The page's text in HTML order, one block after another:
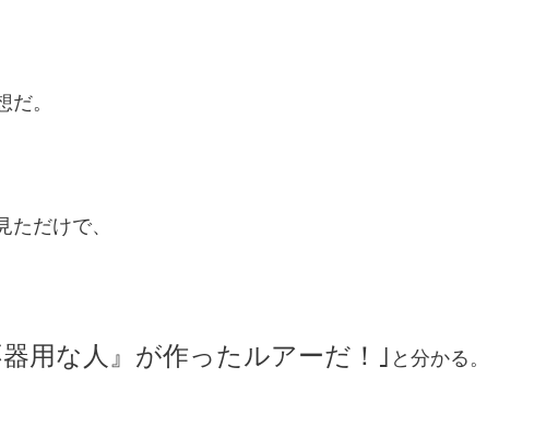
だ。
ただけで、
用な人』が作ったルアーだ！｣ と分かる。